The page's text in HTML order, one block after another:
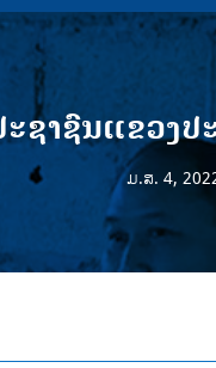
ຊາ​ຊົ​ນ​ແຂວງ​ປ
ມ.ສ. 4,